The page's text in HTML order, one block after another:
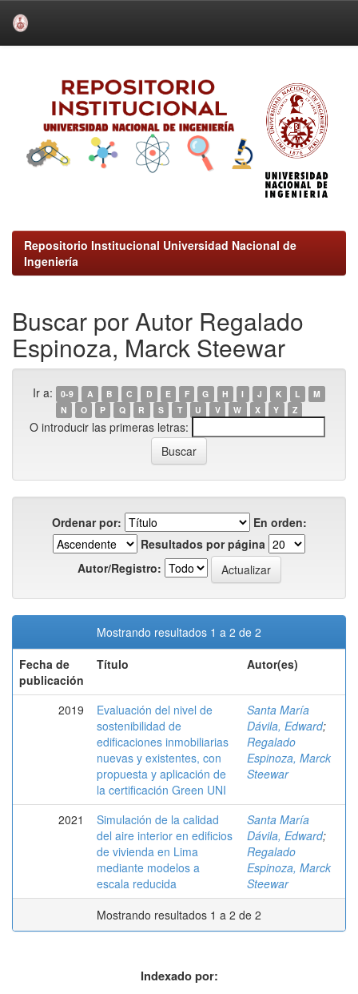
Repositorio Institucional Universidad Nacional de
Ingeniería
Buscar por Autor Regalado
Espinoza, Marck Steewar
Ir a: 0-9 A B C D E F G H I J K L
M
N
O P Q R S T U V W X Y Z
O introducir las primeras letras:
Ordenar por:
En orden:
Resultados por página
Autor/Registro:
Mostrando resultados 1 a 2 de 2
Fecha de
publicación
Título Autor(es)
2019
Evaluación del nivel de
sostenibilidad de
edificaciones inmobiliarias
nuevas y existentes, con
propuesta y aplicación de
la certificación Green UNI
Santa María
Dávila, Edward;
Regalado
Espinoza, Marck
Steewar
2021
Simulación de la calidad
del aire interior en edificios
de vivienda en Lima
mediante modelos a
escala reducida
Santa María
Dávila, Edward;
Regalado
Espinoza, Marck
Steewar
Mostrando resultados 1 a 2 de 2
Indexado por: